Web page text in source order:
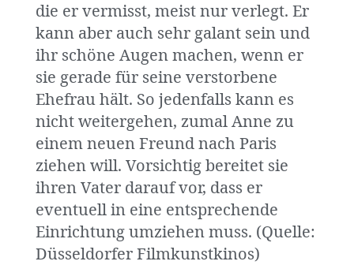
die er vermisst, meist nur verlegt. Er
kann aber auch sehr galant sein und
ihr schöne Augen machen, wenn er
sie gerade für seine verstorbene
Ehefrau hält. So jedenfalls kann es
nicht weitergehen, zumal Anne zu
einem neuen Freund nach Paris
ziehen will. Vorsichtig bereitet sie
ihren Vater darauf vor, dass er
eventuell in eine entsprechende
Einrichtung umziehen muss. (Quelle:
Düsseldorfer Filmkunstkinos)